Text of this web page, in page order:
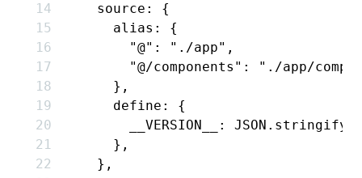
    source
:
{
      alias
:
{
        "@"
: "./app" ,
        "@/components"
:
"./app/
      }
,
      define
:
{
        __VERSION__
: JSON .stringify
      }
,
    }
,